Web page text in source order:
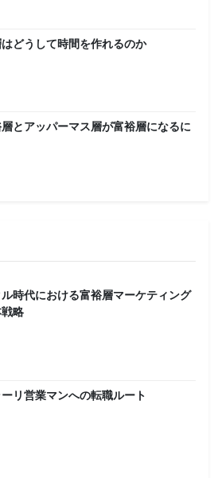
どうして時間を作れるのか
とアッパーマス層が富裕層になるに
時代における富裕層マーケティング
略
リ営業マンへの転職ルート